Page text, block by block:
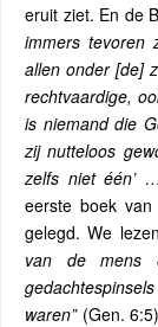
eruit ziet. En de
immers tevoren
allen onder [de]
rechtvaardige,
is niemand die
zij nutteloos
zelfs niet één’
eerste boek
gelegd. We
van de
waren”(Gen.